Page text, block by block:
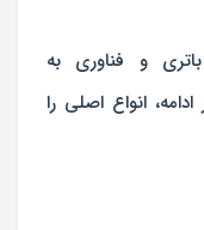
و فناوری به
انواع اصلی را